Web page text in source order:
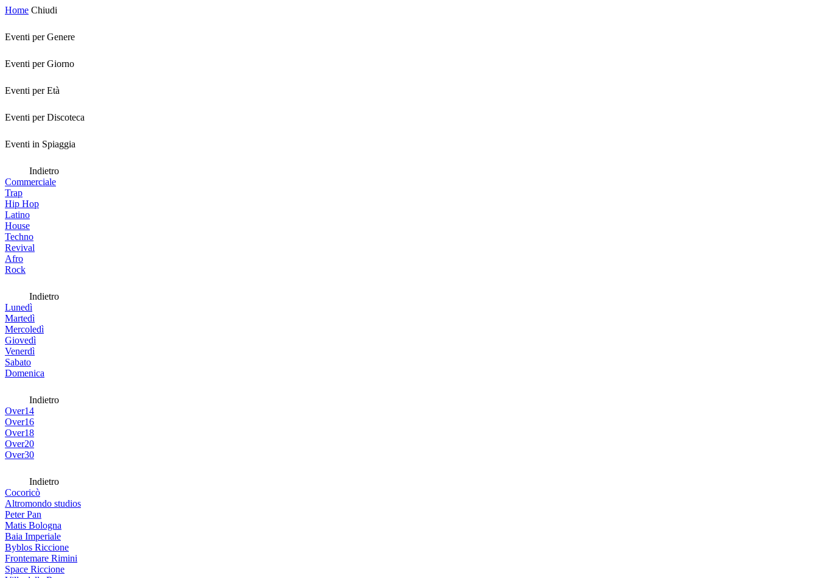
Home Chiudi
Eventi per Genere
Eventi per Giorno
Eventi per Età
Eventi per Discoteca
Eventi in Spiaggia
Indietro
Commerciale
Trap
Hip Hop
Latino
House
Techno
Revival
Afro
Rock
Indietro
Lunedì
Martedì
Mercoledì
Giovedì
Venerdì
Sabato
Domenica
Indietro
Over14
Over16
Over18
Over20
Over30
Indietro
Cocoricò
Altromondo studios
Peter Pan
Matis Bologna
Baia Imperiale
Byblos Riccione
Frontemare Rimini
Space Riccione